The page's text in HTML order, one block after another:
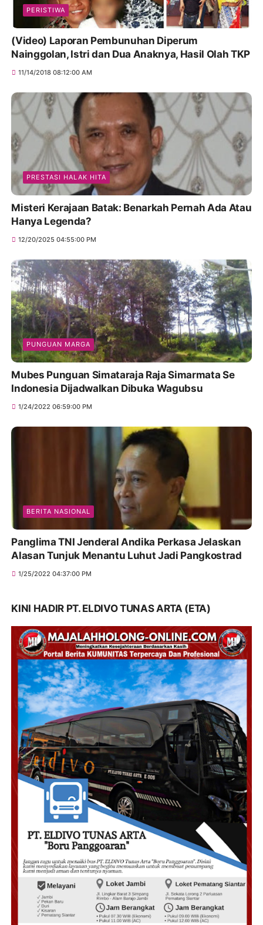
PERISTIWA
(Video) Laporan Pembunuhan Diperum
Nainggolan, Istri dan Dua Anaknya, Hasil Olah TKP
11/14/2018 08:12:00 AM
PRESTASI HALAK HITA
Misteri Kerajaan Batak: Benarkah Pernah Ada Atau
Hanya Legenda?
12/20/2025 04:55:00 PM
PUNGUAN MARGA
Mubes Punguan Simataraja Raja Simarmata Se
Indonesia Dijadwalkan Dibuka Wagubsu
1/24/2022 06:59:00 PM
BERITA NASIONAL
Panglima TNI Jenderal Andika Perkasa Jelaskan
Alasan Tunjuk Menantu Luhut Jadi Pangkostrad
1/25/2022 04:37:00 PM
KINI HADIR PT. ELDIVO TUNAS ARTA (ETA)